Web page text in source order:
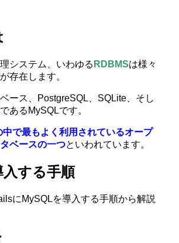
システム、いわゆる RDBMSは様々
存在します。
ース、PostgreSQL、SQLite、そし
あるMySQLです。
中で最もよく利用されているオープ
ベースの一つといわれています。
する手順
にMySQLを導入する手順から解説